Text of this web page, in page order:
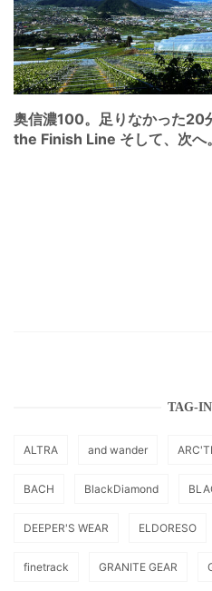
奥信濃100。足りなかった20
the Finish Line そして、次へ
TAG-
ALTRA and wander
BACH BlackDiamond
DEEPER'S WEAR ELDORESO
finetrack GRANITE GEAR